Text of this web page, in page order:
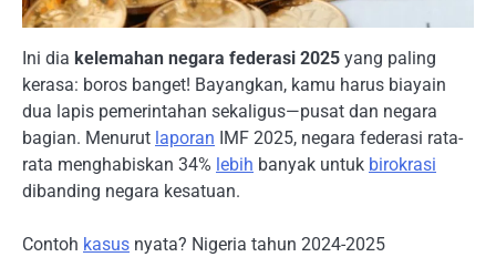
Ini dia kelemahan negara federasi 2025 yang paling
kerasa: boros banget! Bayangkan, kamu harus biayain
dua lapis pemerintahan sekaligus—pusat dan negara
bagian. Menurut laporan IMF 2025, negara federasi rata-
rata menghabiskan 34% lebih banyak untuk birokrasi
dibanding negara kesatuan.
Contoh kasus nyata? Nigeria tahun 2024-2025